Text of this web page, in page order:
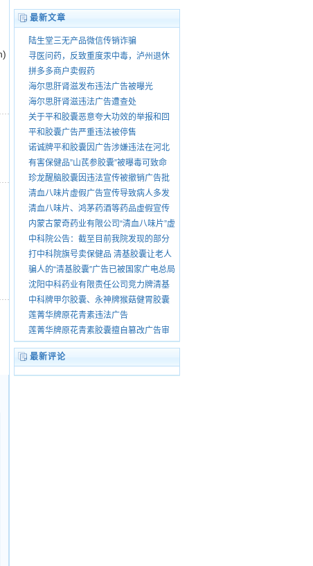
最新文章
陆生堂三无产品微信传销诈骗
寻医问药，反致重度汞中毒，泸州退休
老中医王大乾害我家破人散，自制药品
销售由谁管？
拼多多商户卖假药
海尔思肝肾滋发布违法广告被曝光
海尔思肝肾滋违法广告遭查处
关于平和胶囊恶意夸大功效的举报和回
复
平和胶囊广告严重违法被停售
诺诚牌平和胶囊因广告涉嫌违法在河北
省被查处
有害保健品”山芪参胶囊”被曝毒可致命
珍龙醒脑胶囊因违法宣传被撤销广告批
准文号
清血八味片虚假广告宣传导致病人多发
性脑梗
清血八味片、鸿茅药酒等药品虚假宣传
被暂停销
内蒙古蒙奇药业有限公司“清血八味片”虚
假宣传被查处
中科院公告：截至目前我院发现的部分
侵权行为
打中科院旗号卖保健品 清基胶囊让老人
花了上万
骗人的“清基胶囊”广告已被国家广电总局
叫停
沈阳中科药业有限责任公司竞力牌清基
胶囊虚假广告
中科牌甲尔胶囊、永神牌猴菇健胃胶囊
等广告违法
莲菁华牌原花青素违法广告
莲菁华牌原花青素胶囊擅自篡改广告审
批内容打广告
最新评论